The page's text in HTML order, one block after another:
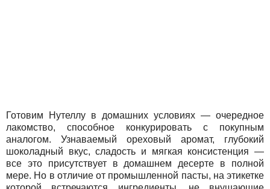
Готовим Нутеллу в домашних условиях — очередное
лакомство, способное конкурировать с покупным
аналогом. Узнаваемый ореховый аромат, глубокий
шоколадный вкус, сладость и мягкая консистенция —
все это присутствует в домашнем десерте в полной
мере. Но в отличие от промышленной пасты, на этикетке